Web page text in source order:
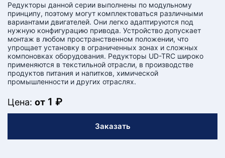
Редукторы данной серии выполнены по модульному
принципу, поэтому могут комплектоваться различными
вариантами двигателей. Они легко адаптируются под
нужную конфигурацию привода. Устройство допускает
монтаж в любом пространственном положении, что
упрощает установку в ограниченных зонах и сложных
компоновках оборудования. Редукторы UD-TRC широко
применяются в текстильной отрасли, в производстве
продуктов питания и напитков, химической
промышленности и других отраслях.
Цена: от 1 ₽
Заказать